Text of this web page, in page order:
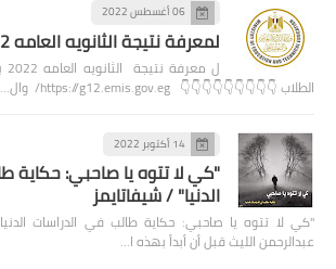
06 أغسطس 2022
لمعرفة نتيجة الثانويه العامه 2022 /شيفاتايمز
الطلاب 👇👇👇👇👇👇👇👇👇 https://g12.emis.gov.eg/ وال…
14 أكتوبر 2022
"كي لا تتوه يا صاحبي: حكاية
الدنيا" / شيفاتايمز
"كي لا تتوه يا صاحبي: حكاية طالب في الدراسات
عبدالرحمن الليث قبل أن أبدأ بهذه ا…